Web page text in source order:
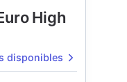
High
disponibles